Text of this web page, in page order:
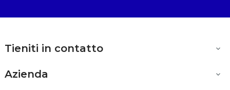
Tieniti in contatto 
Azienda 